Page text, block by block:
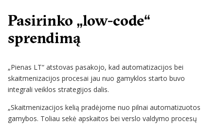
Pasirinko „low-code“
sprendimą
„Pienas LT“ atstovas pasakojo, kad automatizacijos bei
skaitmenizacijos procesai jau nuo gamyklos starto buvo
integrali veiklos strategijos dalis.
„Skaitmenizacijos kelią pradėjome nuo pilnai automatizuotos
gamybos. Toliau sekė apskaitos bei verslo valdymo procesų